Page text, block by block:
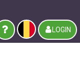
LOGIN